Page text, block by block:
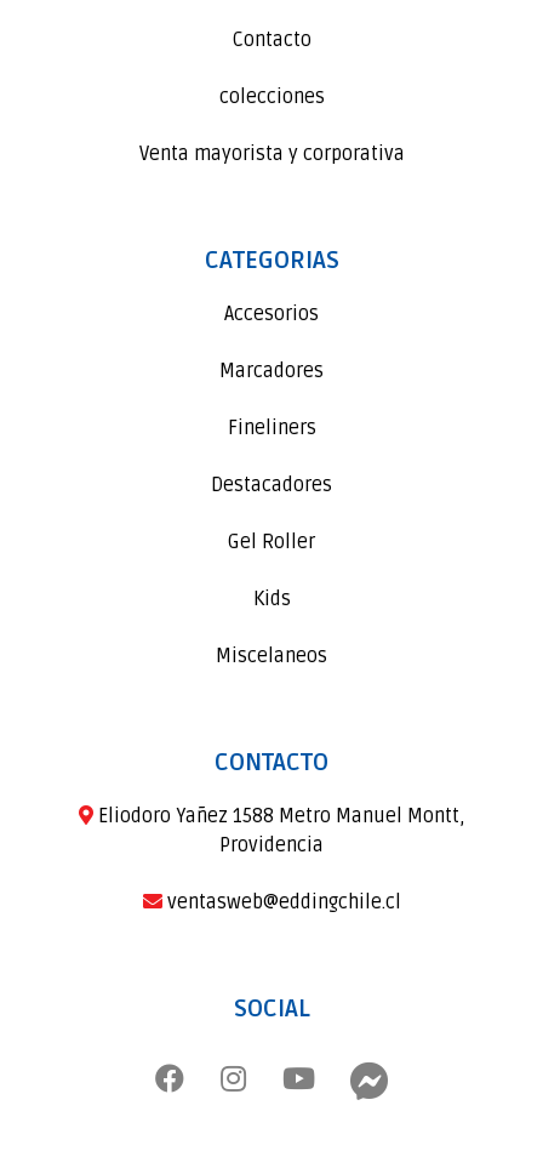
Contacto
colecciones
Venta mayorista y corporativa
CATEGORIAS
Accesorios
Marcadores
Fineliners
Destacadores
Gel Roller
Kids
Miscelaneos
CONTACTO
Eliodoro Yañez 1588 Metro Manuel Montt,
Providencia
ventasweb@eddingchile.cl
SOCIAL